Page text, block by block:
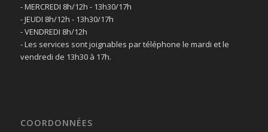
- MERCREDI 8h/12h - 13h30/17h
- JEUDI 8h/12h - 13h30/17h
- VENDREDI 8h/12h
- Les services sont joignables par téléphone le mardi et le
vendredi de 13h30 à 17h.
COORDONNÉES